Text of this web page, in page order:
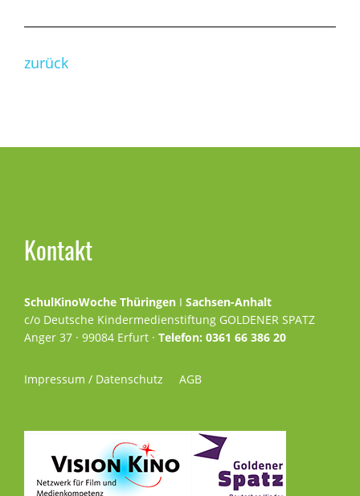
zurück
Kontakt
SchulKinoWoche Thüringen I Sachsen-Anhalt
c/o Deutsche Kindermedienstiftung GOLDENER SPATZ
Anger 37 · 99084 Erfurt · Telefon: 0361 66 386 20
Impressum / Datenschutz AGB